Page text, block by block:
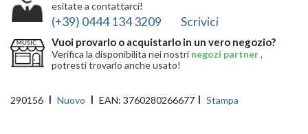
esitate a contattarci!
(+39) 0444 134 3209 Scrivici
Vuoi provarlo o acquistarlo in un vero negozio?
Verifica la disponibilita nei nostri negozi partner,
potresti trovarlo anche usato!
290156 Nuovo EAN: 3760280266677 Stampa